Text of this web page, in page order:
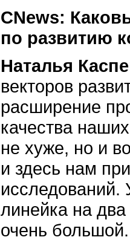
CNews:
по развитию
Наталья
векторов
расширение
качества
не хуже, но и
и здесь нам
исследований.
линейка на
очень